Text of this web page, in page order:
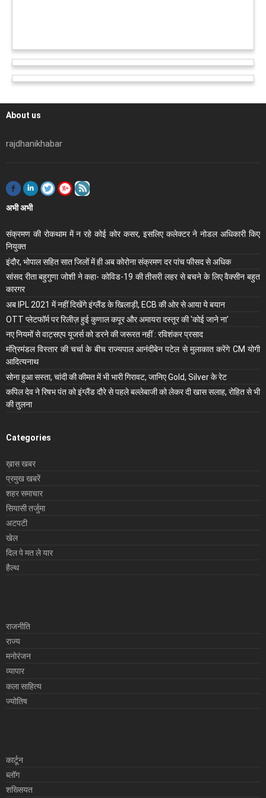
About us
rajdhanikhabar
अभी अभी
संक्रमण की रोकथाम में न रहे कोई कोर कसर, इसलिए कलेक्‍टर ने नोडल अधिकारी किए
नियुक्‍त
इंदौर, भोपाल सहित सात जिलों में ही अब कोरोना संक्रमण दर पांच फीसद से अधिक
सांसद रीता बहुगुणा जोशी ने कहा- कोविड-19 की तीसरी लहर से बचने के लिए वैक्सीन बहुत
कारगर
अब IPL 2021 में नहीं दिखेंगे इंग्लैंड के खिलाड़ी, ECB की ओर से आया ये बयान
OTT प्लेटफॉर्म पर रिलीज़ हुई कुणाल कपूर और अमायरा दस्तूर की 'कोई जाने ना'
नए नियमों से वाट्सएप यूजर्स को डरने की जरूरत नहीं : रविशंकर प्रसाद
मंंत्रिमंडल विस्तार की चर्चा के बीच राज्यपाल आनंदीबेन पटेल से मुलाकात करेंगे CM योगी
आदित्यनाथ
सोना हुआ सस्ता, चांदी की कीमत में भी भारी गिरावट, जानिए Gold, Silver के रेट
कपिल देव ने रिषभ पंत को इंग्लैंड दौरे से पहले बल्लेबाजी को लेकर दी खास सलाह, रोहित से भी
की तुलना
Categories
ख़ास खबर
प्रमुख खबरें
शहर समाचार
सियासी तर्जुमा
अटपटी
खेल
दिल पे मत ले यार
हैल्थ
राजनीति
राज्य
मनोरंजन
व्यापार
कला साहित्य
ज्योतिष
कार्टून
ब्लॉग
शख्सियत